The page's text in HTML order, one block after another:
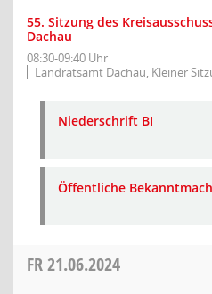
55. Sitzung des
Dachau
08:30-09:40 Uhr
Landratsamt Dachau, Kleiner
Niederschrift BI
Öffentliche
FR21.06.2024